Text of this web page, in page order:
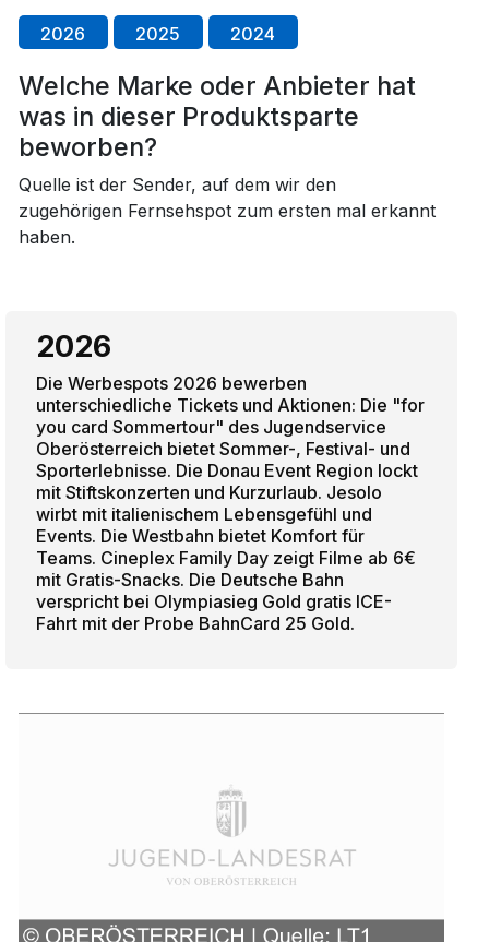
2026 2025 2024
Welche Marke oder Anbieter hat
was in dieser Produktsparte
beworben?
Quelle ist der Sender, auf dem wir den
zugehörigen Fernsehspot zum ersten mal erkannt
haben.
2026
Die Werbespots 2026 bewerben
unterschiedliche Tickets und Aktionen: Die "for
you card Sommertour" des Jugendservice
Oberösterreich bietet Sommer-, Festival- und
Sporterlebnisse. Die Donau Event Region lockt
mit Stiftskonzerten und Kurzurlaub. Jesolo
wirbt mit italienischem Lebensgefühl und
Events. Die Westbahn bietet Komfort für
Teams. Cineplex Family Day zeigt Filme ab 6€
mit Gratis-Snacks. Die Deutsche Bahn
verspricht bei Olympiasieg Gold gratis ICE-
Fahrt mit der Probe BahnCard 25 Gold.